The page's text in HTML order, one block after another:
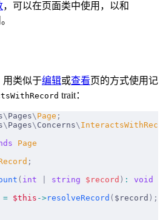
，可以在页面类中使用，以和
用类似于编辑或查看页的方式使用记
trait：
\ Pages\ Page ;
\ Pages\ Concerns\
Page
;
( int string $ record ) :
void
= $this ->resolveRecord ( $record );